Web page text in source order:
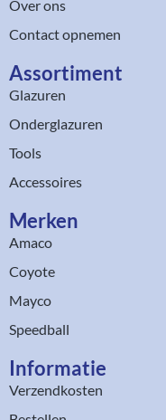
Over ons
Contact opnemen
Assortiment​
Glazuren
Onderglazuren
Tools
Accessoires
Merken
Amaco
Coyote
Mayco
Speedball
Informatie
Verzendkosten